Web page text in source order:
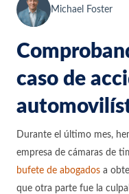
Michael Foster
caso de
Durante el último mes,
empresa de cámaras de
bufete de abogados a
que otra parte fue la